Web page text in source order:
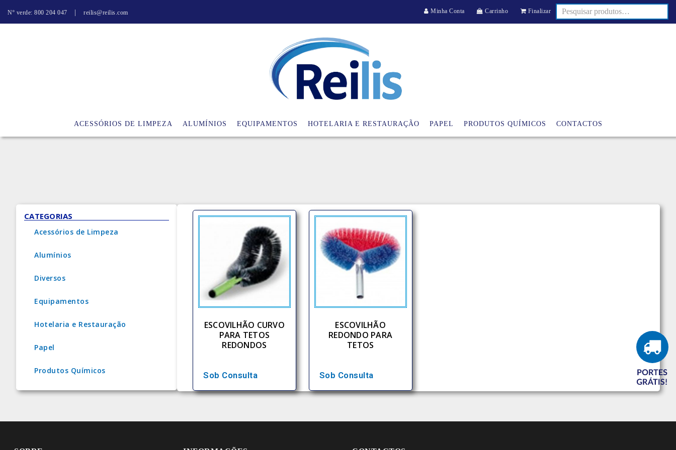
Nº verde: 800 204 047 reilis@reilis.com Minha Conta Carrinho Finalizar
ACESSÓRIOS DE LIMPEZA ALUMÍNIOS EQUIPAMENTOS HOTELARIA E RESTAURAÇÃO PAPEL PRODUTOS QUÍMICOS CONTACTOS
CATEGORIAS
Acessórios de Limpeza
Alumínios
Diversos
Equipamentos
Hotelaria e Restauração
Papel
Produtos Químicos
ESCOVILHÃO CURVO
PARA TETOS
REDONDOS
Sob Consulta
ESCOVILHÃO
REDONDO PARA
TETOS
Sob Consulta